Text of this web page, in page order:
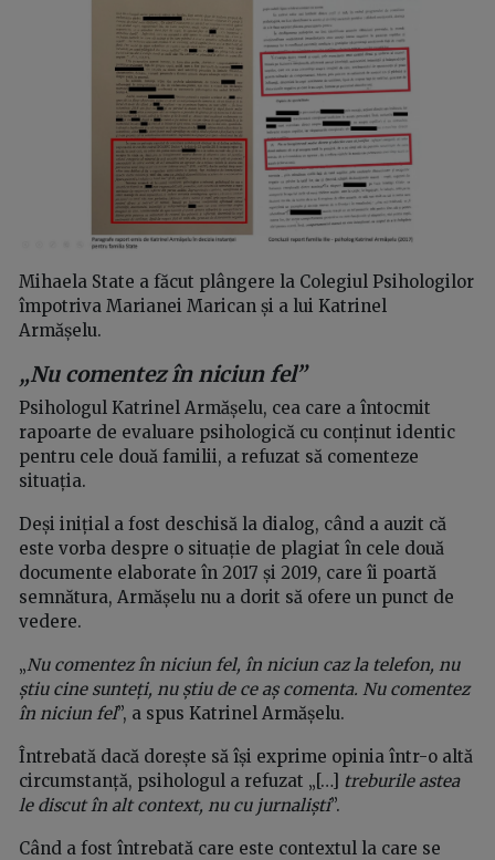
Mihaela State a făcut plângere la Colegiul Psihologilor
împotriva Marianei Marican și a lui Katrinel
Armășelu.
„Nu comentez în niciun fel”
Psihologul Katrinel Armășelu, cea care a întocmit
rapoarte de evaluare psihologică cu conținut identic
pentru cele două familii, a refuzat să comenteze
situația.
Deși inițial a fost deschisă la dialog, când a auzit că
este vorba despre o situație de plagiat în cele două
documente elaborate în 2017 și 2019, care îi poartă
semnătura, Armășelu nu a dorit să ofere un punct de
vedere.
„Nu comentez în niciun fel, în niciun caz la telefon, nu
știu cine sunteți, nu știu de ce aș comenta. Nu comentez
în niciun fel”, a spus Katrinel Armășelu.
Întrebată dacă dorește să își exprime opinia într-o altă
circumstanță, psihologul a refuzat „[…] treburile astea
le discut în alt context, nu cu jurnaliști”.
Când a fost întrebată care este contextul la care se